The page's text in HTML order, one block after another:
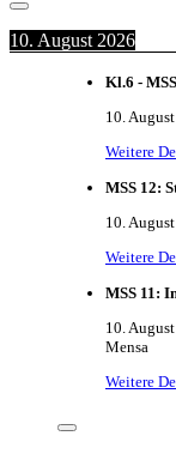
10. August 2026
Kl.6 -
10.
Weitere
MSS 12:
10.
Weitere
MSS 11:
10.
Mensa
Weitere